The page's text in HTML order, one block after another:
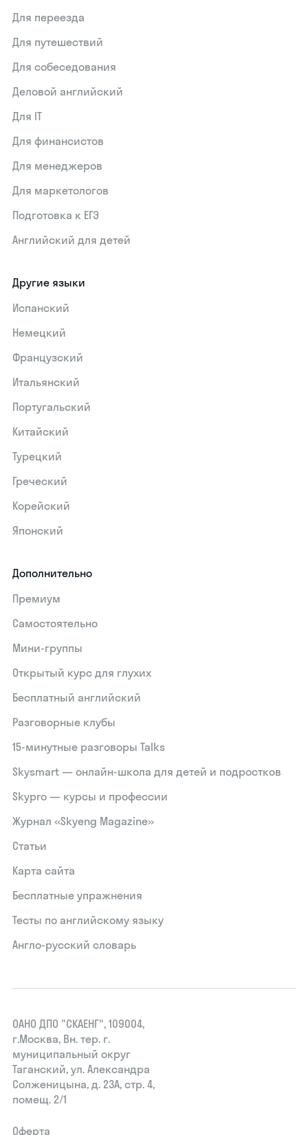
Для переезда
Для путешествий
Для собеседования
Деловой английский
Для IT
Для финансистов
Для менеджеров
Для маркетологов
Подготовка к ЕГЭ
Английский для детей
Другие языки
Испанский
Немецкий
Французский
Итальянский
Португальский
Китайский
Турецкий
Греческий
Корейский
Японский
Дополнительно
Премиум
Самостоятельно
Мини-группы
Открытый курс для глухих
Бесплатный английский
Разговорные клубы
15‑минутные разговоры Talks
Skysmart — онлайн-школа для детей и подростков
Skypro — курсы и профессии
Журнал «Skyeng Magazine»
Статьи
Карта сайта
Бесплатные упражнения
Тесты по английскому языку
Англо-русский словарь
ОАНО ДПО "СКАЕНГ", 109004,
г.Москва, Вн. тер. г.
муниципальный округ
Таганский, ул. Александра
Солженицына, д. 23А, стр. 4,
помещ. 2/1
Оферта